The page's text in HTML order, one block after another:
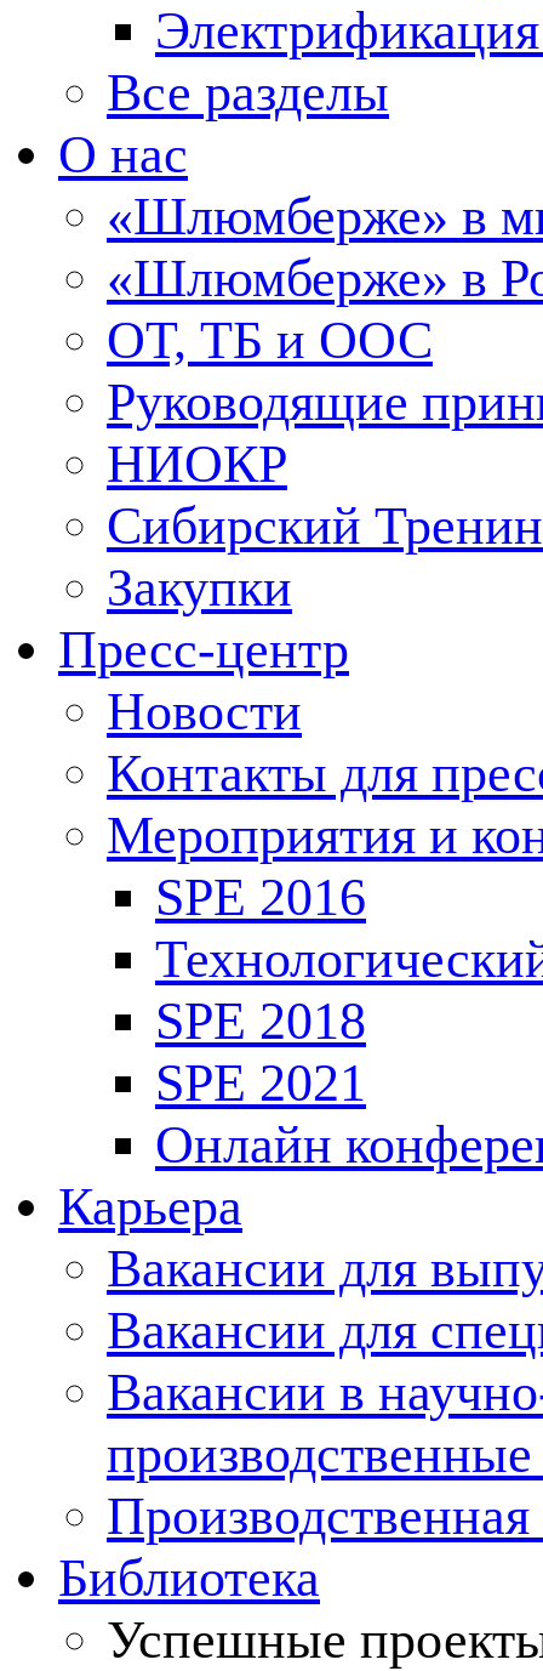
Все разделы
О нас
«Шлюмберже» в
«Шлюмберже» в
ОТ, ТБ и ООС
Руководящие
НИОКР
Сибирский
Закупки
Пресс-центр
Новости
Контакты для
Мероприятия и
SPE 2016
SPE 2018
SPE 2021
Онлайн
Карьера
Вакансии для
Вакансии для
Вакансии в
Производственная
Библиотека
Успешные